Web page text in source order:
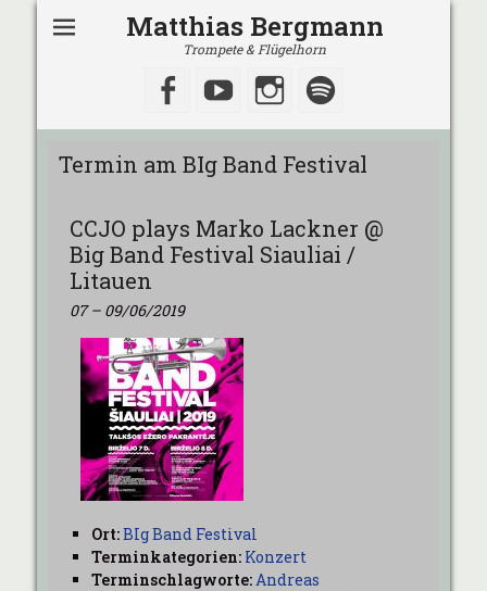
Matthias Bergmann
Trompete & Flügelhorn
Facebook
YouTubeInstagram
Termin am BIg Band Festival
CCJO plays Marko Lackner @
Big Band Festival Siauliai /
Litauen
07– 09/06/2019
Ort:BIg Band Festival
Terminkategorien: Konzert
Terminschlagworte:Andreas